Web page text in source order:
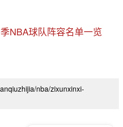
NBA球队阵容名单一览
nba/zixunxinxi-